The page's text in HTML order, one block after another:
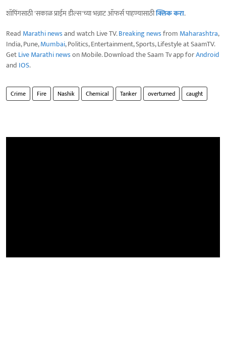
शॉपिंगसाठी 'सकाळ प्राईम डील्स'च्या भन्नाट ऑफर्स पाहण्यासाठीक्लिक करा.
Read Marathi newsand watch Live TV.Breaking newsfrom Maharashtra,
India, Pune,Mumbai, Politics, Entertainment, Sports, Lifestyle at SaamTV.
GetLive Marathi newson Mobile. Download the Saam Tv app forAndroid
and IOS.
Crime Fire Nashik Chemical Tanker overturned caught